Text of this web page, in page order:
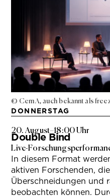
© Cem A, auch bekannt als
DONNERSTAG
20. August–18:00 Uhr
Double Bind
Live-
In diesem Format
aktiven Forschenden,
Überschneidungen und
beobachten können.